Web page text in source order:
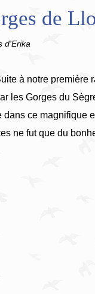
de
d'Erika
à notre première
les Gorges du
ce magnifique
ne fut que du